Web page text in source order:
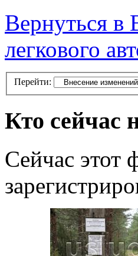
Вернуться в
легкового
Перейти:
Кто сейчас
Сейчас этот